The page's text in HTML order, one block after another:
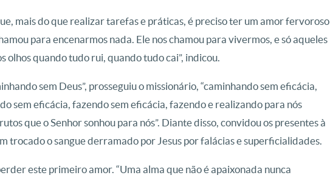
mais do que realizar tarefas e práticas, é preciso ter um amor fervoroso
para encenarmos nada. Ele nos chamou para vivermos, e só aqueles
olhos quando tudo rui, quando tudo cai”, indicou.
sem Deus”, prosseguiu o missionário, “caminhando sem eficácia,
sem eficácia, fazendo sem eficácia, fazendo e realizando para nós
que o Senhor sonhou para nós”. Diante disso, convidou os presentes à
trocado o sangue derramado por Jesus por falácias e superficialidades.
este primeiro amor. “Uma alma que não é apaixonada nunca